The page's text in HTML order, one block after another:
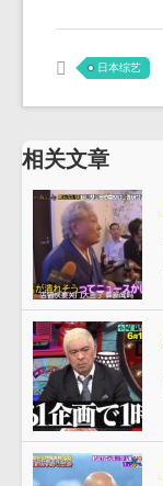
日本综艺
相关文章